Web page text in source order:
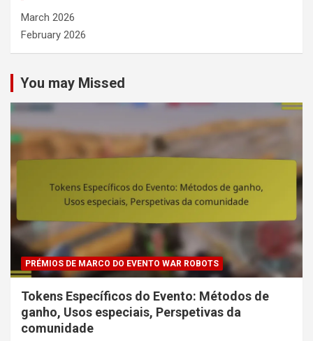
March 2026
February 2026
You may Missed
PRÉMIOS DE MARCO DO EVENTO WAR ROBOTS
Tokens Específicos do Evento: Métodos de
ganho, Usos especiais, Perspetivas da
comunidade